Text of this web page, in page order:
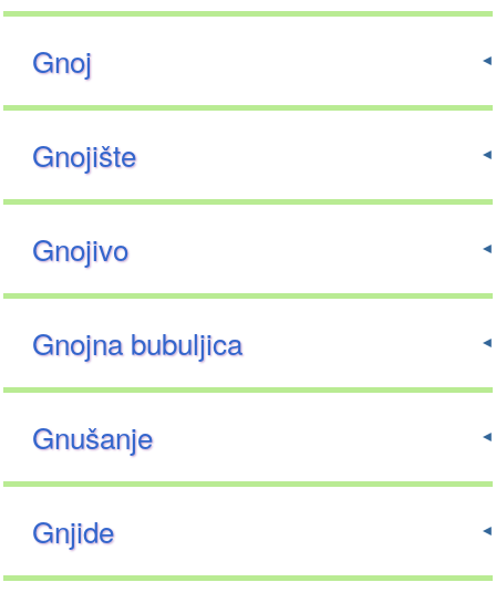
Gnoj
Gnojište
Gnojivo
Gnojna bubuljica
Gnušanje
Gnjide